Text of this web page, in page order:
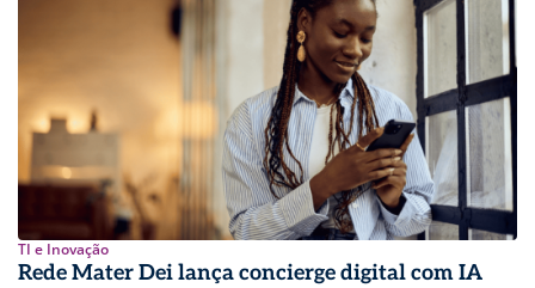
TI e Inovação
Rede Mater Dei lança concierge digital com IA